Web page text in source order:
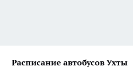
Расписание автобусов Ухты